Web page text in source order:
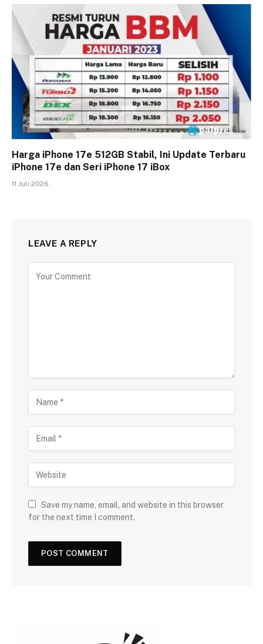
Harga iPhone 17e 512GB Stabil, Ini Update Terbaru
iPhone 17e dan Seri iPhone 17 iBox
11 Juli 2026
LEAVE A REPLY
Save my name, email, and website in this browser
for the next time I comment.